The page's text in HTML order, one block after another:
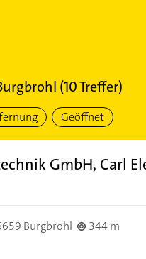
(10Treffer)
Geöffnet
GmbH, Carl
Burgbrohl
344 m